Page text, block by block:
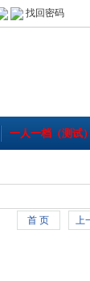
找回密码
一人一档（测试
首 页 上